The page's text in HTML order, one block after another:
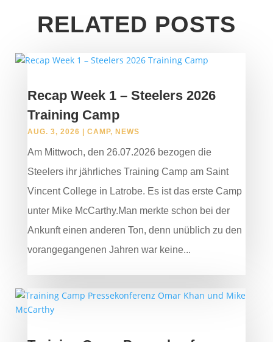
RELATED POSTS
Recap Week 1 – Steelers 2026
Training Camp
AUG. 3, 2026 CAMP, NEWS
Am Mittwoch, den 26.07.2026 bezogen die
Steelers ihr jährliches Training Camp am Saint
Vincent College in Latrobe. Es ist das erste Camp
unter Mike McCarthy.Man merkte schon bei der
Ankunft einen anderen Ton, denn unüblich zu den
vorangegangenen Jahren war keine...